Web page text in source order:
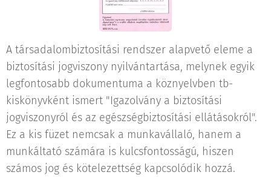
A társadalombiztosítási rendszer alapvető eleme a
biztosítási jogviszony nyilvántartása, melynek egyik
legfontosabb dokumentuma a köznyelvben tb-
kiskönyvként ismert "Igazolvány a biztosítási
jogviszonyról és az egészségbiztosítási ellátásokról".
Ez a kis füzet nemcsak a munkavállaló, hanem a
munkáltató számára is kulcsfontosságú, hiszen
számos jog és kötelezettség kapcsolódik hozzá.